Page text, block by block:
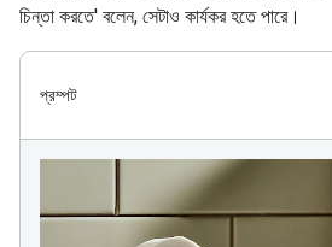
চিন্তা করতে' বলেন, সেটাও কার্যকর হতে পারে।
প্রম্পট